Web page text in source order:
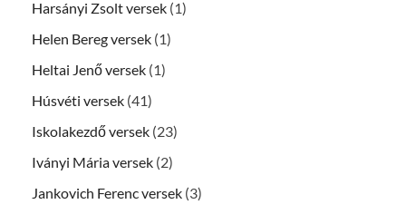
Harsányi Zsolt versek (1)
Helen Bereg versek (1)
Heltai Jenő versek (1)
Húsvéti versek (41)
Iskolakezdő versek (23)
Iványi Mária versek (2)
Jankovich Ferenc versek (3)